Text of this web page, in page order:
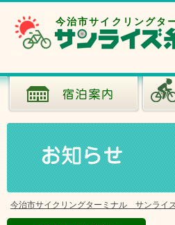
今治市サイクリングタ
今治市サイクリングターミナル サンライ